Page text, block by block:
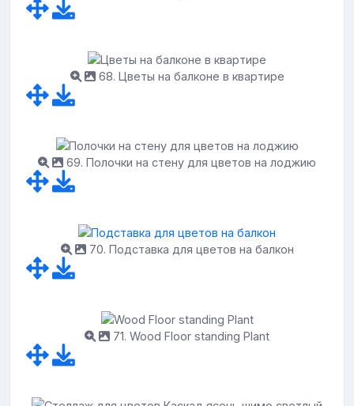
68. Цветы на балконе в квартире
69. Полочки на стену для цветов на лоджию
70. Подставка для цветов на балкон
71. Wood Floor standing Plant